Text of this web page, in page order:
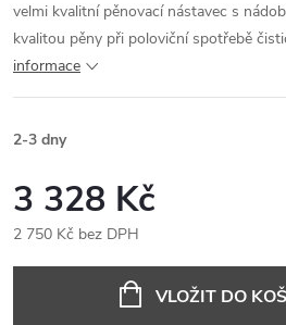
velmi kvalitní pěnovací nástavec s
kvalitou pěny při poloviční spotřebě
informace
2-3 dny
3 328 Kč
2 750 Kč bez DPH
VLOŽIT DO